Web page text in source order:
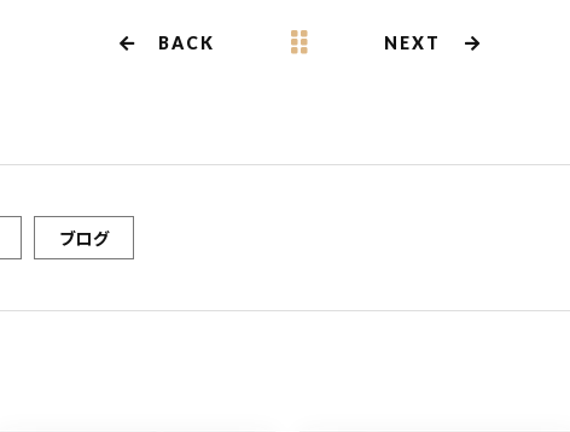
BACK NEXT
ブログ